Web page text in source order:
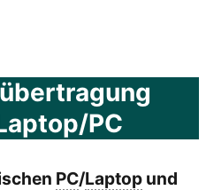
PC
PC/Laptop und